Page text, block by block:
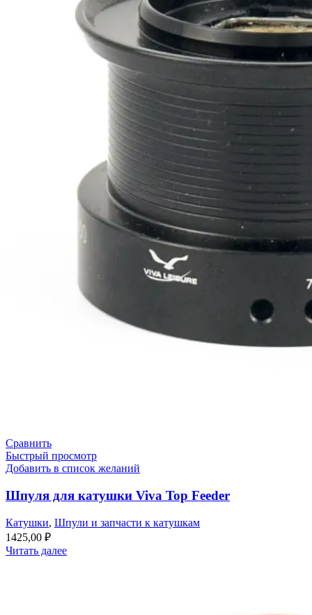
Сравнить
Быстрый просмотр
Добавить в список желаний
Шпуля для катушки Viva Top Feeder
Катушки, Шпули и запчасти к катушкам
1425,00 ₽
Читать далее